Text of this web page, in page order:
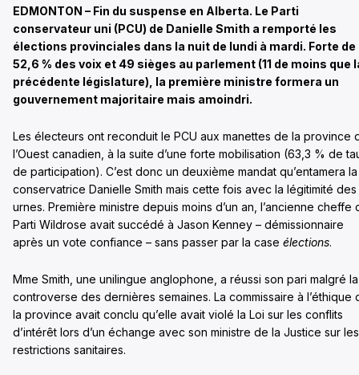
EDMONTON – Fin du suspense en Alberta. Le Parti
conservateur uni (PCU) de Danielle Smith a remporté les
élections provinciales dans la nuit de lundi à mardi. Forte de
52,6 % des voix et 49 sièges au parlement (11 de moins que
précédente législature), la première ministre formera un
gouvernement majoritaire mais amoindri.
Les électeurs ont reconduit le PCU aux manettes de la province
l’Ouest canadien, à la suite d’une forte mobilisation (63,3 % de
de participation). C’est donc un deuxième mandat qu’entamera la
conservatrice Danielle Smith mais cette fois avec la légitimité des
urnes. Première ministre depuis moins d’un an, l’ancienne cheffe
Parti Wildrose avait succédé à Jason Kenney – démissionnaire
après un vote confiance – sans passer par la case élections.
Mme Smith, une unilingue anglophone, a réussi son pari malgré la
controverse des dernières semaines. La commissaire à l’éthique
la province avait conclu qu’elle avait violé la Loi sur les conflits
d’intérêt lors d’un échange avec son ministre de la Justice sur les
restrictions sanitaires.